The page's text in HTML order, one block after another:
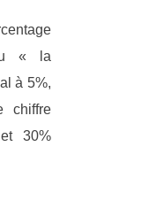
« la
à 5%,
chiffre
30%